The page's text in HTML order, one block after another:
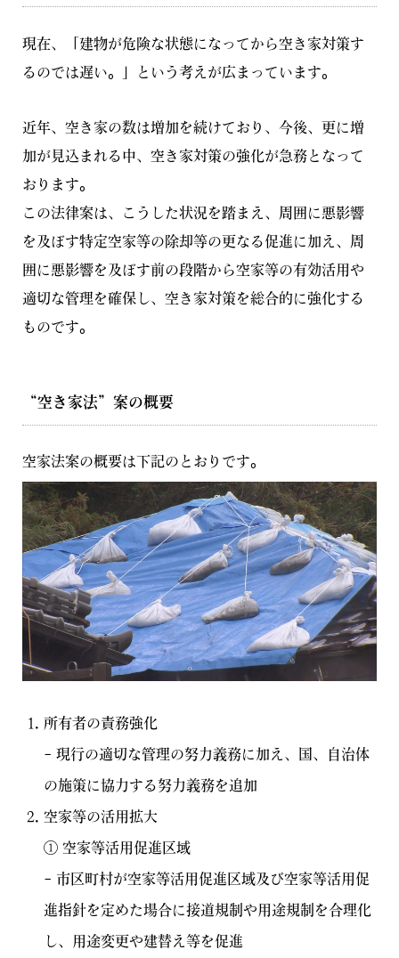
現在、「建物が危険な状態になってから空き家対策す
るのでは遅い。」という考えが広まっています。
近年、空き家の数は増加を続けており、今後、更に増
加が見込まれる中、空き家対策の強化が急務となって
おります。
この法律案は、こうした状況を踏まえ、周囲に悪影響
を及ぼす特定空家等の除却等の更なる促進に加え、周
囲に悪影響を及ぼす前の段階から空家等の有効活用や
適切な管理を確保し、空き家対策を総合的に強化する
ものです。
“空き家法”案の概要
空家法案の概要は下記のとおりです。
所有者の責務強化
– 現行の適切な管理の努力義務に加え、国、自治体
の施策に協力する努力義務を追加
空家等の活用拡大
① 空家等活用促進区域
– 市区町村が空家等活用促進区域及び空家等活用促
進指針を定めた場合に接道規制や用途規制を合理化
し、用途変更や建替え等を促進